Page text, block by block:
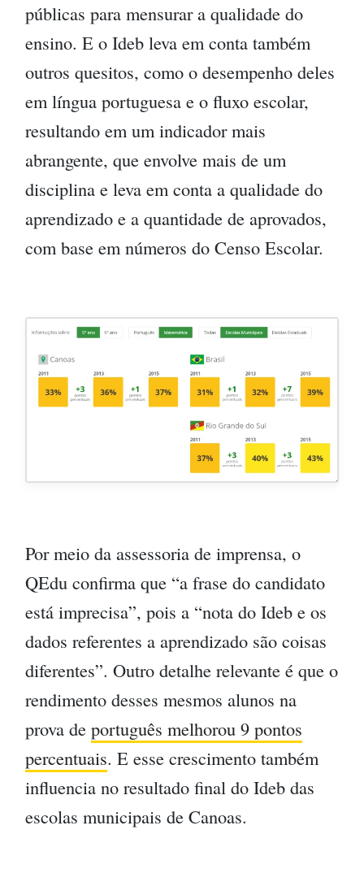
públicas para mensurar a qualidade do
ensino. E o Ideb leva em conta também
outros quesitos, como o desempenho deles
em língua portuguesa e o fluxo escolar,
resultando em um indicador mais
abrangente, que envolve mais de um
disciplina e leva em conta a qualidade do
aprendizado e a quantidade de aprovados,
com base em números do Censo Escolar.
Fonte: Qedu
Por meio da assessoria de imprensa, o
QEdu confirma que “a frase do candidato
está imprecisa”, pois a “nota do Ideb e os
dados referentes a aprendizado são coisas
diferentes”. Outro detalhe relevante é que o
rendimento desses mesmos alunos na
prova de português melhorou 9 pontos
percentuais. E esse crescimento também
influencia no resultado final do Ideb das
escolas municipais de Canoas.